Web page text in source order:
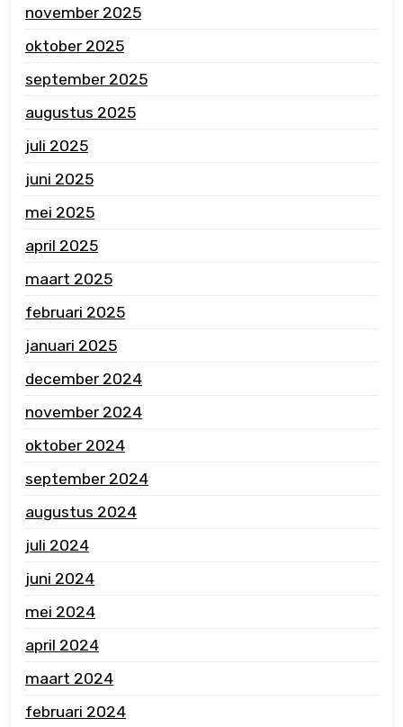
november 2025
oktober 2025
september 2025
augustus 2025
juli 2025
juni 2025
mei 2025
april 2025
maart 2025
februari 2025
januari 2025
december 2024
november 2024
oktober 2024
september 2024
augustus 2024
juli 2024
juni 2024
mei 2024
april 2024
maart 2024
februari 2024